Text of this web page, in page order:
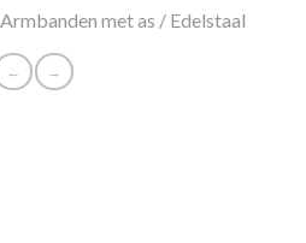
Armbanden met as / Edelstaal
← →